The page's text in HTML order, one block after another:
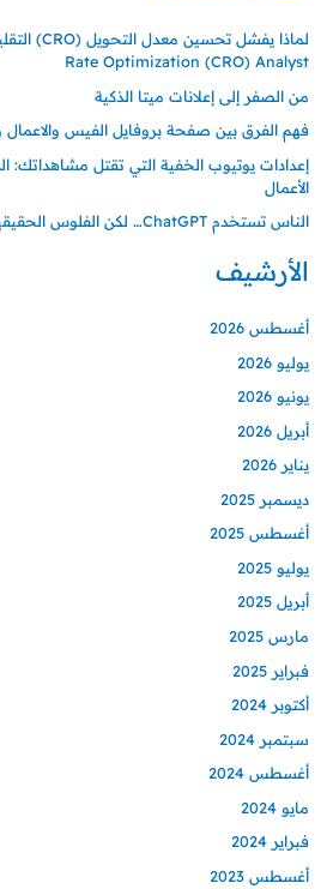
ث
ع
ن
:
Rate Optimization (CRO) Analyst
من الصفر إلى إعلانات ميتا الذكية
فهم الفرق بين صفحة بروفايل الفيس والاعمال
إعدادات يوتيوب الخفية التي تقتل مشاهداتك:
الأعمال
الناس تستخدم ChatGPT… لكن الفلوس الحقيقية في الـ API 🤯
الأرشيف
أغسطس 2026
يوليو 2026
يونيو 2026
أبريل 2026
يناير 2026
ديسمبر 2025
أغسطس 2025
يوليو 2025
أبريل 2025
مارس 2025
فبراير 2025
أكتوبر 2024
سبتمبر 2024
أغسطس 2024
مايو 2024
فبراير 2024
أغسطس 2023